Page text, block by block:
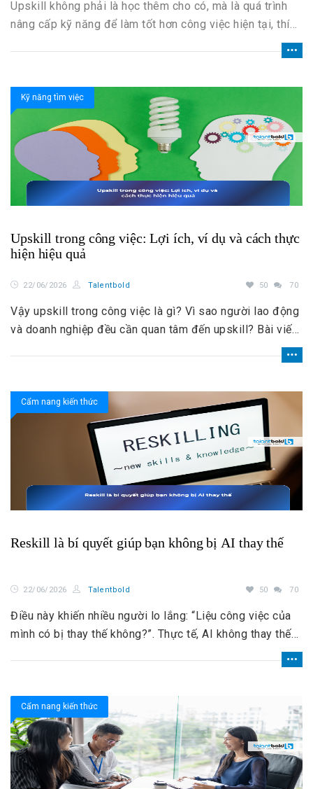
Upskill không phải là học thêm cho có, mà là quá trình
nâng cấp kỹ năng để làm tốt hơn công việc hiện tại, thích
nghi với công nghệ mới và mở rộng cơ hội phát triển sự
Kỹ năng tìm việc
Upskill trong công việc: Lợi ích, ví dụ và cách thực
hiện hiệu quả
22/06/2026 Talentbold 50 70
Vậy upskill trong công việc là gì? Vì sao người lao động
và doanh nghiệp đều cần quan tâm đến upskill? Bài viết
Cẩm nang kiến thức
Reskill là bí quyết giúp bạn không bị AI thay thế
22/06/2026 Talentbold 50 70
Điều này khiến nhiều người lo lắng: “Liệu công việc của
mình có bị thay thế không?”. Thực tế, AI không thay thế
tất cả mọi người. Nhưng AI có thể thay thế những người
chỉ làm việc theo cách cũ, lặp lại và không chịu cập nhật
Cẩm nang kiến thức